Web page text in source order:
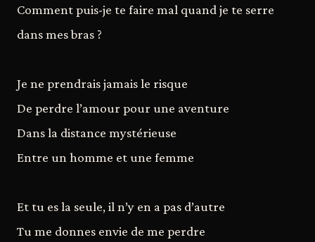
Comment puis-je te faire mal quand je te serre
dans mes bras ?
Je ne prendrais jamais le risque
De perdre l’amour pour une aventure
Dans la distance mystérieuse
Entre un homme et une femme
Et tu es la seule, il n’y en a pas d’autre
Tu me donnes envie de me perdre